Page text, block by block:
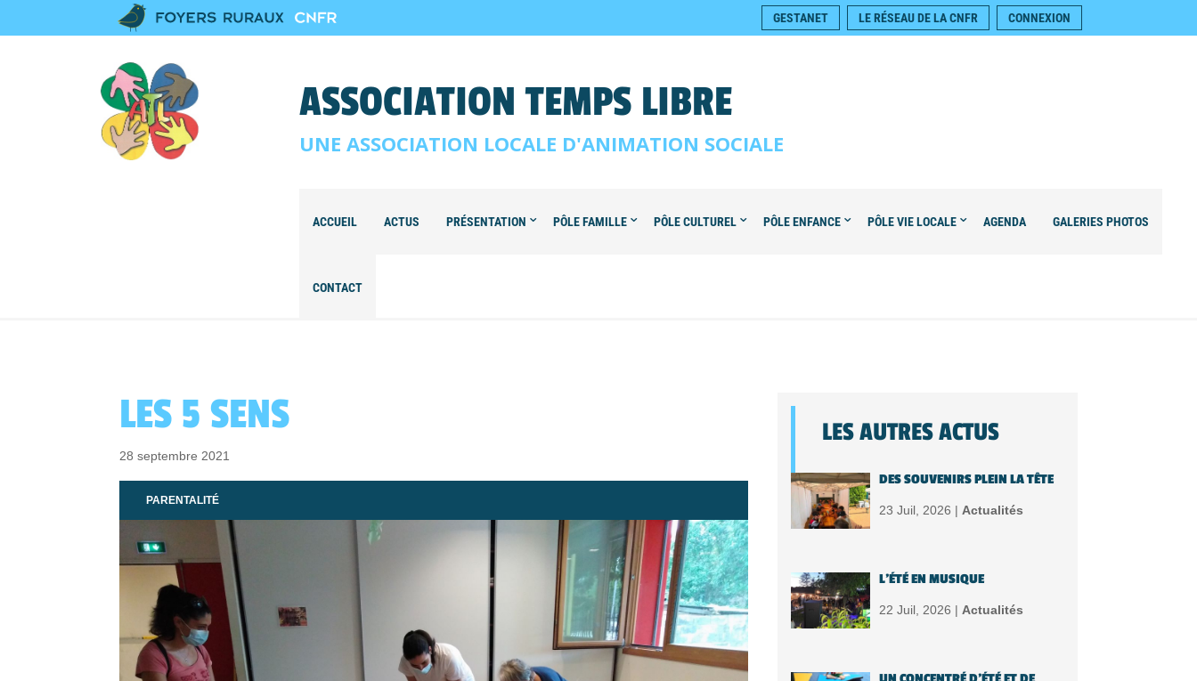
GESTANET LE RÉSEAU DE LA CNFR CONNEXION
ASSOCIATION TEMPS LIBRE
UNE ASSOCIATION LOCALE D'ANIMATION SOCIALE
ACCUEIL ACTUS PRÉSENTATION PÔLE FAMILLE PÔLE CULTUREL PÔLE ENFANCE PÔLE VIE LOCALE AGENDA GALERIES PHOTOS
CONTACT
LES 5 SENS
28 septembre 2021
PARENTALITÉ
LES AUTRES ACTUS
DES SOUVENIRS PLEIN LA TÊTE
23 Juil, 2026 | Actualités
L’ÉTÉ EN MUSIQUE
22 Juil, 2026 | Actualités